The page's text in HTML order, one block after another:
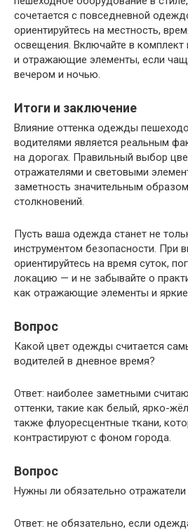
сочетается с повседневной
ориентируйтесь на местность,
освещения. Включайте в комплект
и отражающие элементы, если
вечером и ночью.
Итоги и заключение
Влияние оттенка одежды
водителями является реальным
на дорогах. Правильный выбор
отражателями и световыми
заметность значительным
столкновений.
Пусть ваша одежда станет не
инструментом безопасности. При
ориентируйтесь на время суток,
локацию — и не забывайте о
как отражающие элементы и яркие
Вопрос
Какой цвет одежды считается
водителей в дневное время?
Ответ: наиболее заметными
оттенки, такие как белый, ярко-
также флуоресцентные ткани,
контрастируют с фоном города.
Вопрос
Нужны ли обязательно
Ответ: не обязательно, если